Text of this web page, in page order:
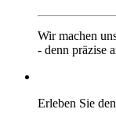
Wir machen
- denn präzise
Erleben Sie